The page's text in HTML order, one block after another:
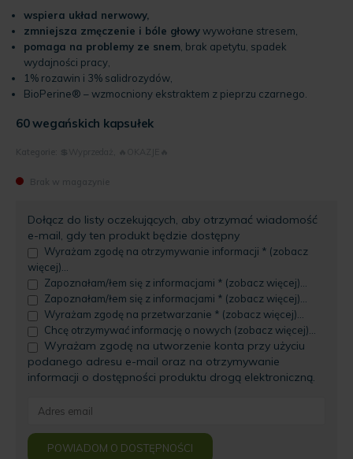
wspiera układ nerwowy,
zmniejsza zmęczenie i bóle głowywywołane stresem,
pomaga na problemy ze snem, brak apetytu, spadek
wydajności pracy,
1% rozawin i 3% salidrozydów,
BioPerine® – wzmocniony ekstraktem z pieprzu czarnego.
60 wegańskich kapsułek
Dołącz do listy oczekujących, aby otrzymać wiadomość
e-mail, gdy ten produkt będzie dostępny
Wyrażam zgodę na otrzymywanie informacji * (zobacz
więcej)...
Zapoznałam/łem się z informacjami * (zobacz więcej)...
Zapoznałam/łem się z informacjami * (zobacz więcej)...
Wyrażam zgodę na przetwarzanie * (zobacz więcej)...
Chcę otrzymywać informację o nowych (zobacz więcej)...
Wyrażam zgodę na utworzenie konta przy użyciu
podanego adresu e-mail oraz na otrzymywanie
informacji o dostępności produktu drogą elektroniczną.
Enter
email
address
POWIADOM O DOSTĘPNOŚCI